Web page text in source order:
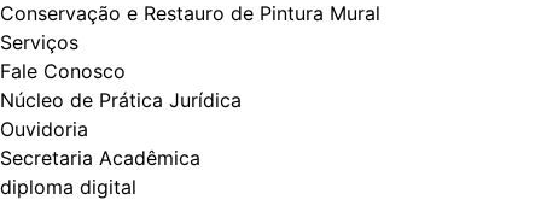
Conservação e Restauro de Pintura Mural
Serviços
Fale Conosco
Núcleo de Prática Jurídica
Ouvidoria
Secretaria Acadêmica
diploma digital